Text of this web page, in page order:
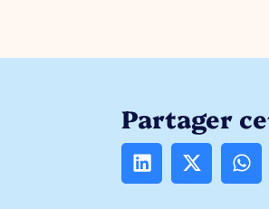
Partager